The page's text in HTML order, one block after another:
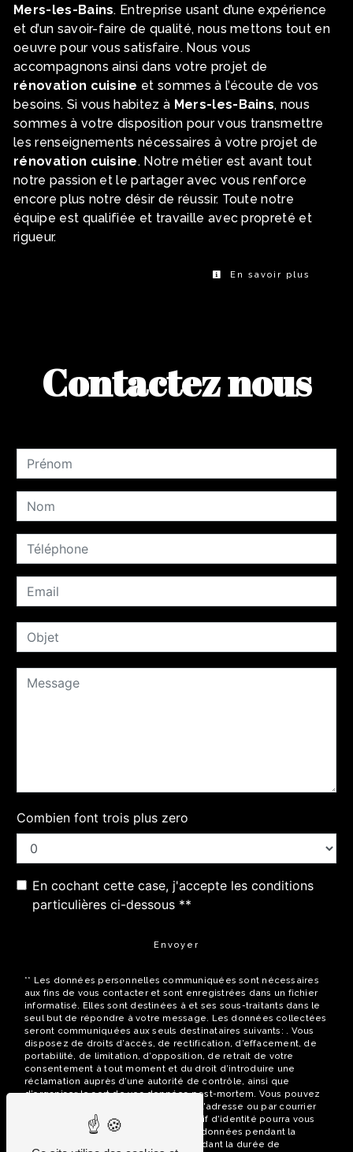
Mers-les-Bains. Entreprise usant d’une expérience
et d’un savoir-faire de qualité, nous mettons tout en
oeuvre pour vous satisfaire. Nous vous
accompagnons ainsi dans votre projet de
rénovation cuisine et sommes à l’écoute de vos
besoins. Si vous habitez à Mers-les-Bains, nous
sommes à votre disposition pour vous transmettre
les renseignements nécessaires à votre projet de
rénovation cuisine. Notre métier est avant tout
notre passion et le partager avec vous renforce
encore plus notre désir de réussir. Toute notre
équipe est qualifiée et travaille avec propreté et
rigueur.
En savoir plus
Contactez nous
Combien font trois plus zero
En cochant cette case, j'accepte les conditions
particulières ci-dessous **
Envoyer
** Les données personnelles communiquées sont nécessaires
aux fins de vous contacter et sont enregistrées dans un fichier
informatisé. Elles sont destinées à et ses sous-traitants dans le
seul but de répondre à votre message. Les données collectées
seront communiquées aux seuls destinataires suivants: . Vous
disposez de droits d’accès, de rectification, d’effacement, de
portabilité, de limitation, d’opposition, de retrait de votre
consentement à tout moment et du droit d’introduire une
réclamation auprès d’une autorité de contrôle, ainsi que
d’organiser le sort de vos données post-mortem. Vous pouvez
exercer ces droits par voie postale à l'adresse ou par courrier
électronique à l'adresse . Un justificatif d'identité pourra vous
être demandé. Nous conservons vos données pendant la
période de prise de contact puis pendant la durée de